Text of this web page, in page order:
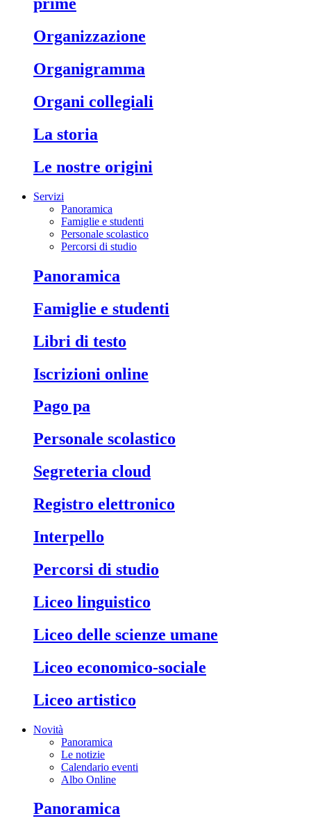
prime
organizzazione
organigramma
organi collegiali
la storia
le nostre origini
Servizi
Panoramica
Famiglie e studenti
Personale scolastico
Percorsi di studio
panoramica
famiglie e studenti
libri di testo
iscrizioni online
pago pa
personale scolastico
segreteria cloud
registro elettronico
interpello
percorsi di studio
liceo linguistico
liceo delle scienze umane
liceo economico-sociale
liceo artistico
Novità
Panoramica
Le notizie
Calendario eventi
Albo Online
panoramica